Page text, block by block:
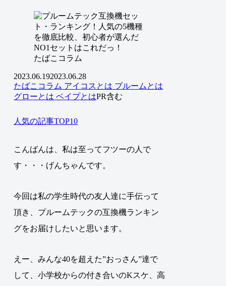
たばこコラム
2023.06.192023.06.28
たばこコラム アイコスとは プルームとは
グローとは ベイプとはPR含む
人気の記事TOP10
こんばんは、私は至ってフツーの人で
す・・・げんちゃんです。
今回は私の学生時代の友人達に手伝って
頂き、プルームテックの互換機ランキン
グをお届けしたいと思います。
えー、みんな40を超えた”おっさん”達で
して、小学校からの付き合いのKスケ、高